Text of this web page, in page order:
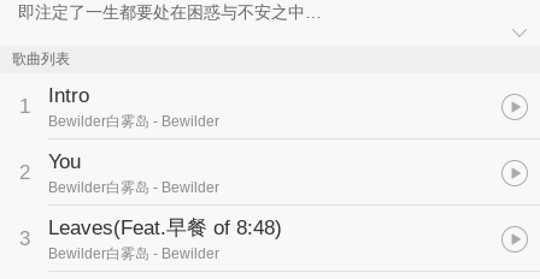
即注定了一生都要处在困惑与不安之中
然而能让你真正永刻于心的却是
孤独绝望
生离死别
也不过或是一闪而过的假象罢了
混音：A8records
人声：钟曜鸿 黄煜豪
词曲：钟曜鸿 马旺 黄煜豪
采样：钟曜鸿 徐文杰 早餐
歌曲列表
1 Intro
Bewilder白雾岛 - Bewilder
2 You
Bewilder白雾岛 - Bewilder
3 Leaves(Feat.早餐 of 8:48)
Bewilder白雾岛 - Bewilder